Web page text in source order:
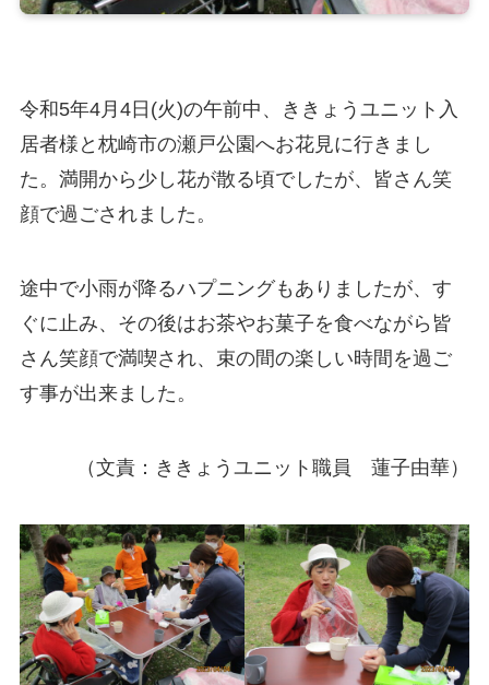
令和5年4月4日(火)の午前中、ききょうユニット入
居者様と枕崎市の瀬戸公園へお花見に行きまし
た。満開から少し花が散る頃でしたが、皆さん笑
顔で過ごされました。
途中で小雨が降るハプニングもありましたが、す
ぐに止み、その後はお茶やお菓子を食べながら皆
さん笑顔で満喫され、束の間の楽しい時間を過ご
す事が出来ました。
（文責：ききょうユニット職員 蓮子由華）